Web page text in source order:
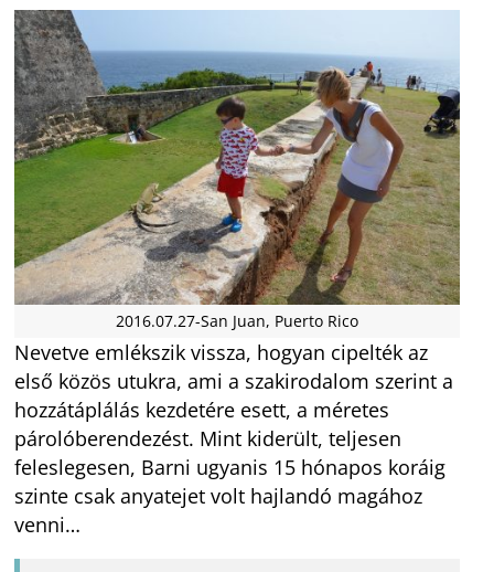
2016.07.27-San Juan, Puerto Rico
Nevetve emlékszik vissza, hogyan cipelték az
első közös utukra, ami a szakirodalom szerint a
hozzátáplálás kezdetére esett, a méretes
párolóberendezést. Mint kiderült, teljesen
feleslegesen, Barni ugyanis 15 hónapos koráig
szinte csak anyatejet volt hajlandó magához
venni…